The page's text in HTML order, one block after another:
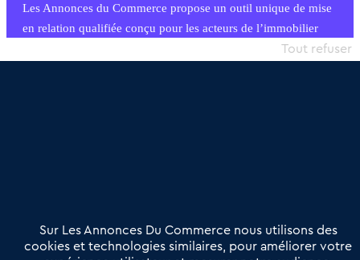
Les Annonces du Commerce propose un outil unique de mise
en relation qualifiée conçu pour les acteurs de l’immobilier
commercial et les collectivités territoriales, simple et intégrant
Offres Pro
Actualités
Qui sommes nous ?
Sur Les Annonces Du Commerce nous utilisons des
cookies et technologies similaires, pour améliorer votre
Tout refuser